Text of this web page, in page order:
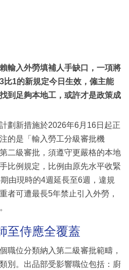
輸入外勞填補人手缺口，一項將
比1的新規定今日生效，僱主能
到足夠本地工，或許才是政策成
劃新措施於2026年6月16日起正
的是「輸入勞工分級審批機
二級審批，須遵守更嚴格的本地
比例規定，比例由原先水平收緊
由現時的4週延長至6週，違規
者可遭最長5年禁止引入外勞，
至侍應全覆蓋
職位分類納入第二級審批範疇，
別。出品部受影響職位包括：廚